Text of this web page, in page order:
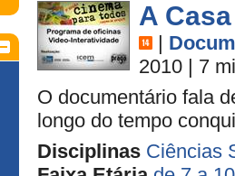
A
|
2010 | 7
O documentário fala
longo do tempo
Disciplinas Ciências